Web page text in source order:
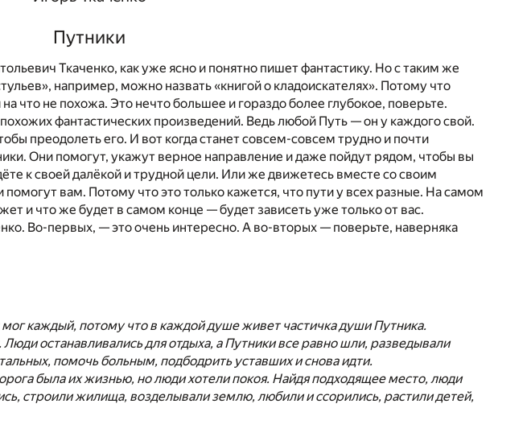
Путники
Ткаченко, как уже ясно и понятно пишет фантастику. Но с таким же
например, можно назвать «книгой о кладоискателях». Потому что
что не похожа. Это нечто большее и гораздо более глубокое, поверьте.
фантастических произведений. Ведь любой Путь — он у каждого свой.
преодолеть его. И вот когда станет совсем-совсем трудно и почти
Они помогут, укажут верное направление и даже пойдут рядом, чтобы вы
к своей далёкой и трудной цели. Или же движетесь вместе со своим
вам. Потому что это только кажется, что пути у всех разные. На самом
и что же будет в самом конце — будет зависеть уже только от вас.
Во-первых, — это очень интересно. А во-вторых — поверьте, наверняка
мог каждый, потому что в каждой душе живет частичка души Путника.
останавливались для отдыха, а Путники все равно шли, разведывали
помочь больным, подбодрить уставших и снова идти.
была их жизнью, но люди хотели покоя. Найдя подходящее место, люди
строили жилища, возделывали землю, любили и ссорились, растили детей,